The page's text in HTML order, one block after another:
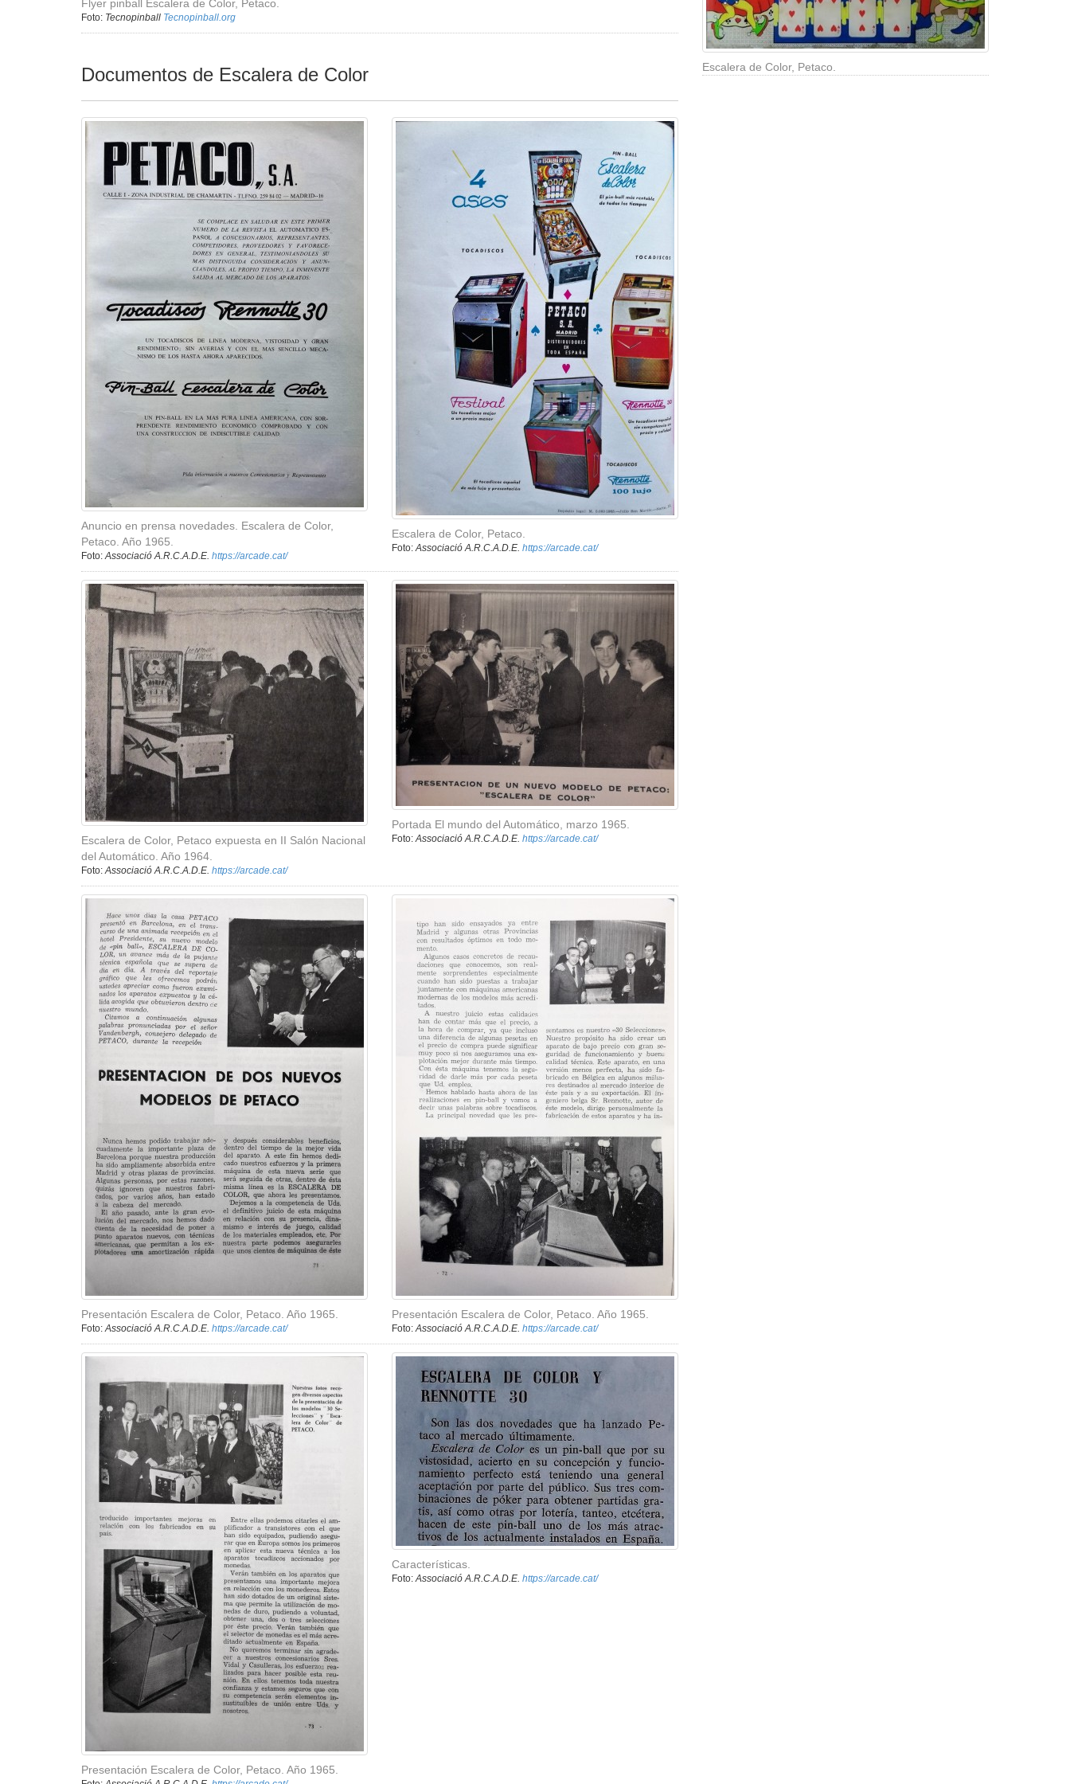
Flyer pinball Escalera de Color, Petaco.
Foto: Tecnopinball Tecnopinball.org
Documentos de Escalera de Color
Anuncio en prensa novedades. Escalera de Color,
Petaco. Año 1965.
Foto:Associació A.R.C.A.D.E. https://arcade.cat/
Escalera de Color, Petaco.
Foto:Associació A.R.C.A.D.E. https://arcade.cat/
Escalera de Color, Petaco expuesta en II Salón Nacional
del Automático. Año 1964.
Foto:Associació A.R.C.A.D.E. https://arcade.cat/
Portada El mundo del Automático, marzo 1965.
Foto:Associació A.R.C.A.D.E. https://arcade.cat/
Presentación Escalera de Color, Petaco. Año 1965.
Foto:Associació A.R.C.A.D.E. https://arcade.cat/
Presentación Escalera de Color, Petaco. Año 1965.
Foto:Associació A.R.C.A.D.E. https://arcade.cat/
Presentación Escalera de Color, Petaco. Año 1965.
Características.
Foto:Associació A.R.C.A.D.E. https://arcade.cat/
Escalera de Color, Petaco.